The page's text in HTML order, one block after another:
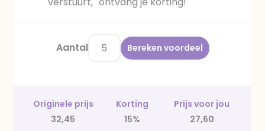
Aantal Bereken voordeel
Originele prijs Korting
Prijs voor jou
32,45
15% 27,60